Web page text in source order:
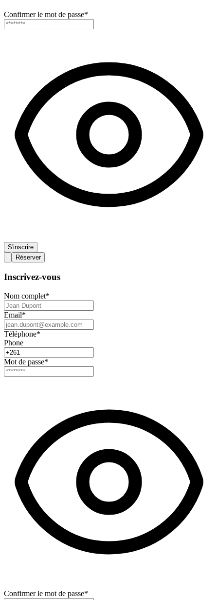
Confirmer le mot de passe*
S'inscrire
Réserver
Inscrivez-vous
Nom complet*
Email*
Téléphone*
Phone
Mot de passe*
Confirmer le mot de passe*